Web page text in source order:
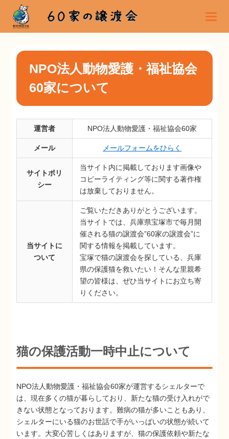
NPO法人動物愛護・福祉協会
60家について
運営者 NPO法人動物愛護・福祉協会60家
メール メールフォームをひらく
サイトポリ
シー
当サイト内に掲載しております画像や
コピーライティング等に関する著作権
は放棄しておりません。
当サイトに
ついて
ご覧いただきありがとうございます。
当サイトでは、兵庫県宝塚市で毎月開
催される猫の譲渡会”60家の譲渡会”に
関する情報を掲載しています。
宝塚で猫の譲渡会を探している、兵庫
県の保護猫を救いたい！そんな里親希
望の皆様は、ぜひ当サイトにお立ち寄
りください。
猫の保護活動一時中止について
NPO法人動物愛護・福祉協会60家が運営するシェルターで
は、現在多くの猫が暮らしており、新たな猫の受け入れがで
きない状態となっております。難病の猫が多いこともあり、
シェルターにいる猫のお世話で手がいっぱいの状態が続いて
います。大変心苦しくはありますが、猫の保護依頼や新たな